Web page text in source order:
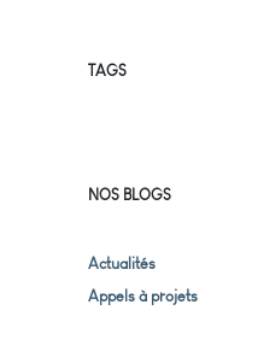
TAGS
NOS BLOGS
Actualités
Appels à projets